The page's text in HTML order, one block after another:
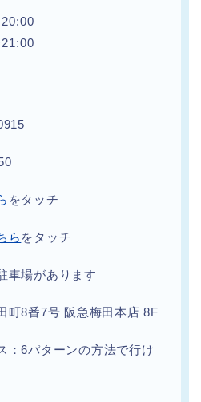
をタッチ
ら をタッチ
車場があります
町8番7号 阪急梅田本店 8F
：6パターンの方法で行け